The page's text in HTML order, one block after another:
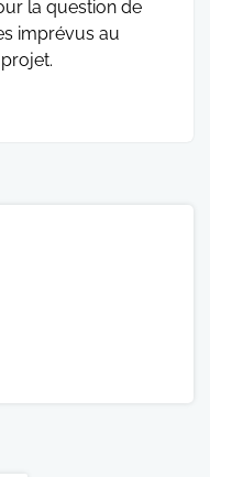
la question de
imprévus au